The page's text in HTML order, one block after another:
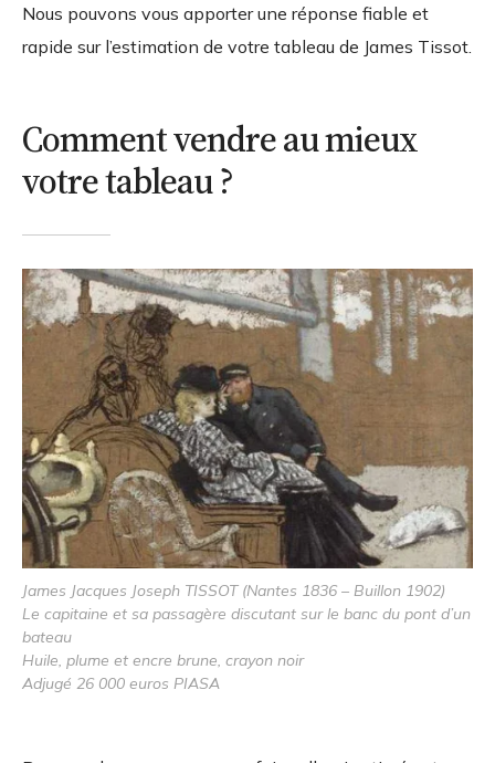
Nous pouvons vous apporter une réponse fiable et
rapide sur l’estimation de votre tableau de James Tissot.
Comment vendre au mieux
votre tableau ?
James Jacques Joseph TISSOT (Nantes 1836 – Buillon 1902)
Le capitaine et sa passagère discutant sur le banc du pont d’un
bateau
Huile, plume et encre brune, crayon noir
Adjugé 26 000 euros PIASA